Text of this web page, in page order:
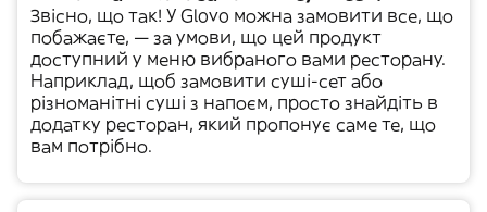
Звісно, що так! У Glovo можна замовити все, що
побажаєте, — за умови, що цей продукт
доступний у меню вибраного вами ресторану.
Наприклад, щоб замовити суші-сет або
різноманітні суші з напоєм, просто знайдіть в
додатку ресторан, який пропонує саме те, що
вам потрібно.